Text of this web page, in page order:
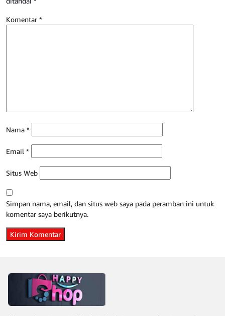
Komentar *
Nama *
Email *
Situs Web
Simpan nama, email, dan situs web saya pada peramban ini untuk
komentar saya berikutnya.